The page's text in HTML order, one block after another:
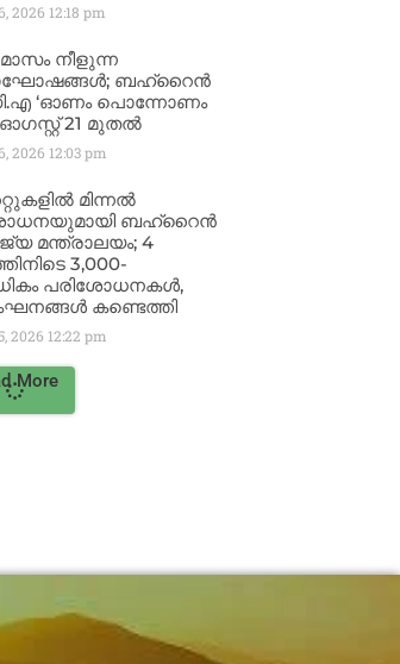
2026 12:18 pm
നീളുന്ന
ബഹ്‌റൈൻ
‘ഓണം പൊന്നോണം
ഓഗസ്റ്റ് 21 മുതൽ
2026 12:03 pm
മിന്നൽ
ബഹ്‌റൈൻ
മന്ത്രാലയം; 4
3,000-
പരിശോധനകൾ,
കണ്ടെത്തി
2026 12:22 pm
More